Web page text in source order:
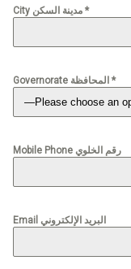
City مدينة السكن *
Governorate المحافظة *
Mobile Phone رقم الخلوي
Email البريد الإلكتروني